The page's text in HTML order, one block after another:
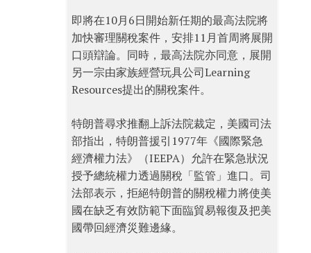
即將在10月6日開始新任期的最高法院將
加快審理關稅案件，安排11月首周將展開
口頭辯論。同時，最高法院亦同意，展開
另一宗由家族經營玩具公司Learning
Resources提出的關稅案件。
特朗普尋求推翻上訴法院裁定，美國司法
部指出，特朗普援引1977年《國際緊急
經濟權力法》（IEEPA）允許在緊急狀況
授予總統權力透過關稅「監管」進口。司
法部表示，拒絕特朗普的關稅權力將使美
國在缺乏有效防範下面臨貿易報復及把美
國帶回經濟災難邊緣。